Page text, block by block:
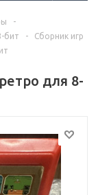
-
бит -
Сборник игр
для 8-